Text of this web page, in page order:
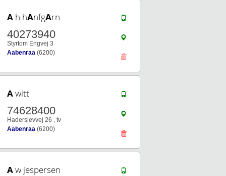
A h hAnfgArn
40273940
Styrtom Engvej 3
Aabenraa (6200)
Awitt
74628400
Haderslevvej 26 , tv
Aabenraa (6200)
Aw jespersen